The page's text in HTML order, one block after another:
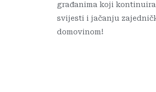
građanima koji
svijesti i jačanju
domovinom!